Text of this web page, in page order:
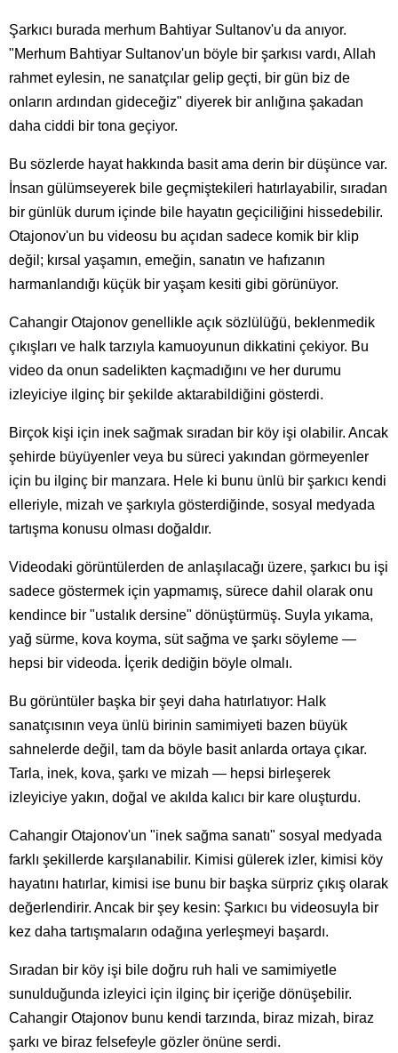
Şarkıcı burada merhum Bahtiyar Sultanov'u da anıyor.
"Merhum Bahtiyar Sultanov'un böyle bir şarkısı vardı, Allah
rahmet eylesin, ne sanatçılar gelip geçti, bir gün biz de
onların ardından gideceğiz" diyerek bir anlığına şakadan
daha ciddi bir tona geçiyor.
Bu sözlerde hayat hakkında basit ama derin bir düşünce var.
İnsan gülümseyerek bile geçmiştekileri hatırlayabilir, sıradan
bir günlük durum içinde bile hayatın geçiciliğini hissedebilir.
Otajonov'un bu videosu bu açıdan sadece komik bir klip
değil; kırsal yaşamın, emeğin, sanatın ve hafızanın
harmanlandığı küçük bir yaşam kesiti gibi görünüyor.
Cahangir Otajonov genellikle açık sözlülüğü, beklenmedik
çıkışları ve halk tarzıyla kamuoyunun dikkatini çekiyor. Bu
video da onun sadelikten kaçmadığını ve her durumu
izleyiciye ilginç bir şekilde aktarabildiğini gösterdi.
Birçok kişi için inek sağmak sıradan bir köy işi olabilir. Ancak
şehirde büyüyenler veya bu süreci yakından görmeyenler
için bu ilginç bir manzara. Hele ki bunu ünlü bir şarkıcı kendi
elleriyle, mizah ve şarkıyla gösterdiğinde, sosyal medyada
tartışma konusu olması doğaldır.
Videodaki görüntülerden de anlaşılacağı üzere, şarkıcı bu işi
sadece göstermek için yapmamış, sürece dahil olarak onu
kendince bir "ustalık dersine" dönüştürmüş. Suyla yıkama,
yağ sürme, kova koyma, süt sağma ve şarkı söyleme —
hepsi bir videoda. İçerik dediğin böyle olmalı.
Bu görüntüler başka bir şeyi daha hatırlatıyor: Halk
sanatçısının veya ünlü birinin samimiyeti bazen büyük
sahnelerde değil, tam da böyle basit anlarda ortaya çıkar.
Tarla, inek, kova, şarkı ve mizah — hepsi birleşerek
izleyiciye yakın, doğal ve akılda kalıcı bir kare oluşturdu.
Cahangir Otajonov'un "inek sağma sanatı" sosyal medyada
farklı şekillerde karşılanabilir. Kimisi gülerek izler, kimisi köy
hayatını hatırlar, kimisi ise bunu bir başka sürpriz çıkış olarak
değerlendirir. Ancak bir şey kesin: Şarkıcı bu videosuyla bir
kez daha tartışmaların odağına yerleşmeyi başardı.
Sıradan bir köy işi bile doğru ruh hali ve samimiyetle
sunulduğunda izleyici için ilginç bir içeriğe dönüşebilir.
Cahangir Otajonov bunu kendi tarzında, biraz mizah, biraz
şarkı ve biraz felsefeyle gözler önüne serdi.